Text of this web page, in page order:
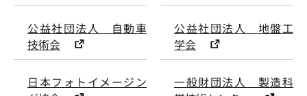
公益社団法人 自動車
技術会
公益社団法人 地盤工
学会
日本フォトイメージン
一般財団法人 製造科